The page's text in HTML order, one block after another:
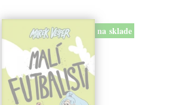
na sklade